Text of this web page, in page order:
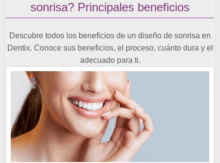
sonrisa? Principales beneficios
Descubre todos los beneficios de un diseño de sonrisa en
Dentix. Conoce sus beneficios, el proceso, cuánto dura y el
adecuado para ti.